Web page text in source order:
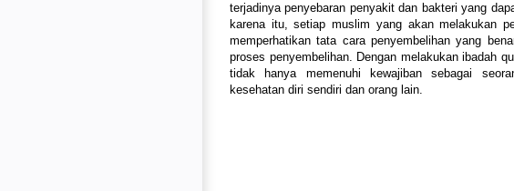
terjadinya penyebaran penyakit dan bakteri yang
karena itu, setiap muslim yang akan melakukan
memperhatikan tata cara penyembelihan yang
proses penyembelihan. Dengan melakukan ibadah
tidak hanya memenuhi kewajiban sebagai
kesehatan diri sendiri dan orang lain.